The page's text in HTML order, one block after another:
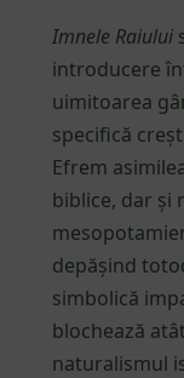
Imnele Raiului
introducere
uimitoarea
specifică
Efrem
biblice, dar și
depășind
simbolică
blochează
naturalismul